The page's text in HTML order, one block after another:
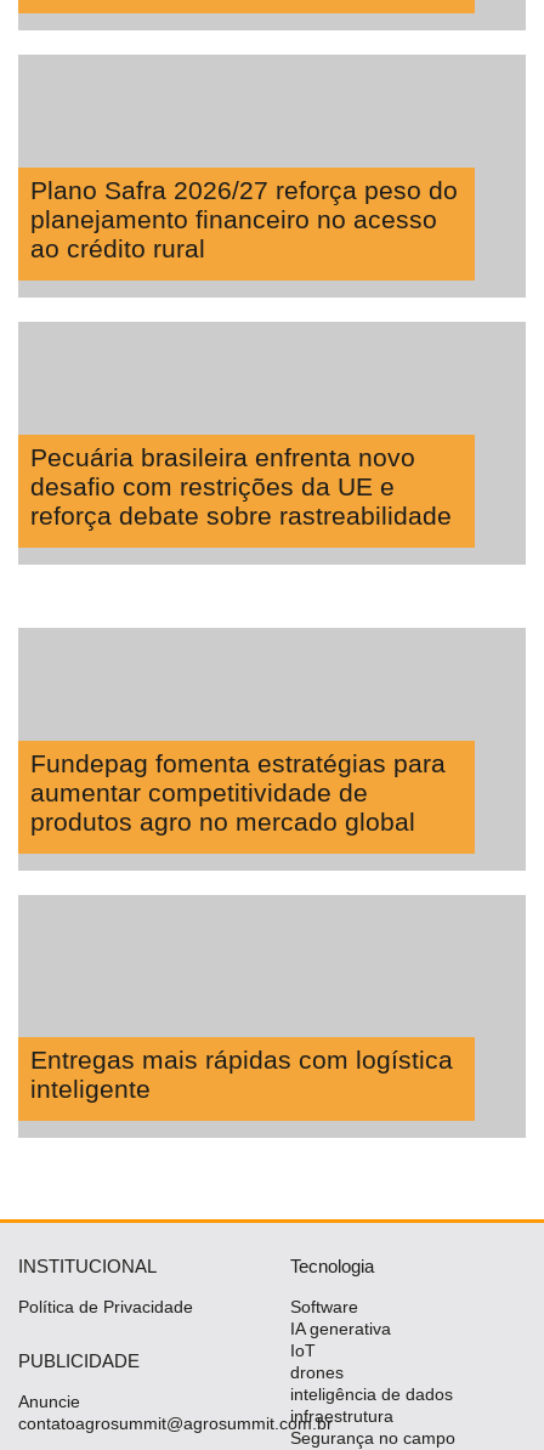
Plano Safra 2026/27 reforça peso do
planejamento financeiro no acesso
ao crédito rural
Pecuária brasileira enfrenta novo
desafio com restrições da UE e
reforça debate sobre rastreabilidade
Fundepag fomenta estratégias para
aumentar competitividade de
produtos agro no mercado global
Entregas mais rápidas com logística
inteligente
INSTITUCIONAL
Política de Privacidade
PUBLICIDADE
Anuncie
contatoagrosummit@agrosummit.com.br
Tecnologia
Software
IA generativa
IoT
drones
inteligência de dados
infraestrutura
Segurança no campo